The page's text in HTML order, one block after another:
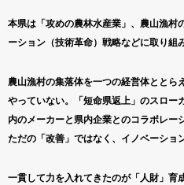
本県は「攻めの農林水産業」、農山漁村
ーション（技術革命）戦略などに取り組
農山漁村の集落体を一つの経営体ととら
やっていない。「短命県返上」のスロー
内のメーカーと県内企業とのコラボレー
ただの「改善」ではなく、イノベーショ
一貫して力を入れてきたのが「人財」育